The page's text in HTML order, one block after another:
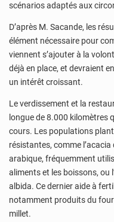
scénarios adaptés aux
D’après M. Sacande, les
élément nécessaire pour
viennent s’ajouter à la
déjà en place, et devraient
un intérêt croissant.
Le verdissement et la
longue de 8.000 kilomètres
cours. Les populations
résistantes, comme
arabique, fréquemment
aliments et les boissons, ou
albida. Ce dernier aide à
notamment produits du
millet.